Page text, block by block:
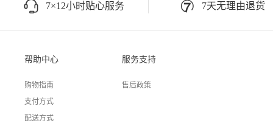
7×12小时贴心服务 7天无理由退货
帮助中心
购物指南
支付方式
配送方式
服务支持
售后政策